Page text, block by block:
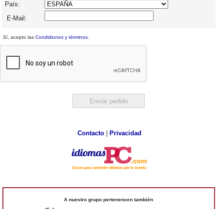
País:
E-Mail:
Sí, acepto las Condidiones y términos.
Contacto| Privacidad
A nuestro grupo pertenencen también